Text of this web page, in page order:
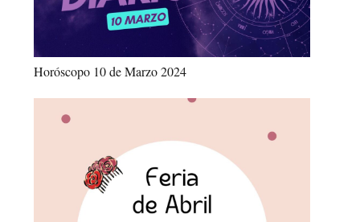
Horóscopo 10 de Marzo 2024